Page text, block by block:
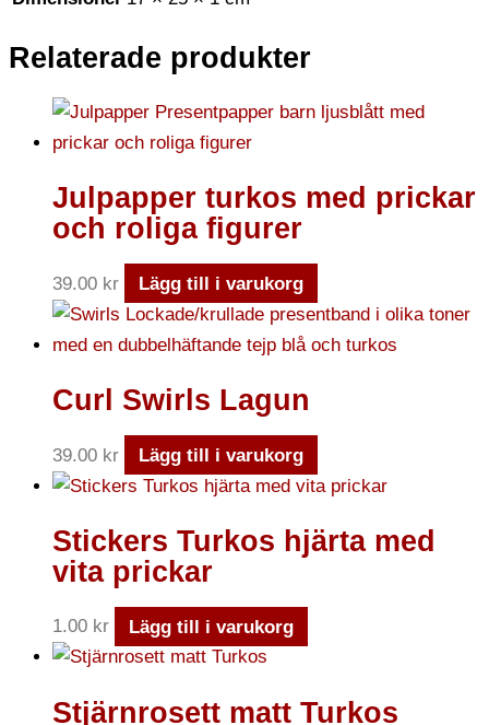
Relaterade produkter
Julpapper turkos med prickar
och roliga figurer
39.00 kr Lägg till i varukorg
Curl Swirls Lagun
39.00 kr Lägg till i varukorg
Stickers Turkos hjärta med
vita prickar
1.00 kr Lägg till i varukorg
Stjärnrosett matt Turkos